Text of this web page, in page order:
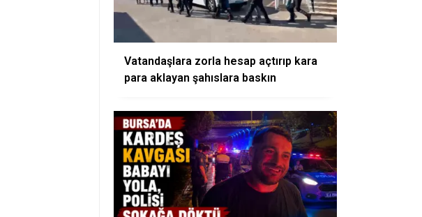
Vatandaşlara zorla hesap açtırıp kara
para aklayan şahıslara baskın